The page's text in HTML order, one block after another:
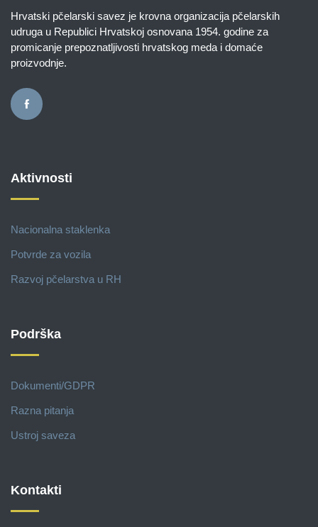
Hrvatski pčelarski savez je krovna organizacija pčelarskih
udruga u Republici Hrvatskoj osnovana 1954. godine za
promicanje prepoznatljivosti hrvatskog meda i domaće
proizvodnje.
Aktivnosti
Nacionalna staklenka
Potvrde za vozila
Razvoj pčelarstva u RH
Podrška
Dokumenti/GDPR
Razna pitanja
Ustroj saveza
Kontakti